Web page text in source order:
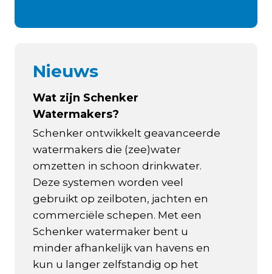
Nieuws
Wat zijn Schenker
Watermakers?
Schenker ontwikkelt geavanceerde
watermakers die (zee)water
omzetten in schoon drinkwater.
Deze systemen worden veel
gebruikt op zeilboten, jachten en
commerciële schepen. Met een
Schenker watermaker bent u
minder afhankelijk van havens en
kun u langer zelfstandig op het